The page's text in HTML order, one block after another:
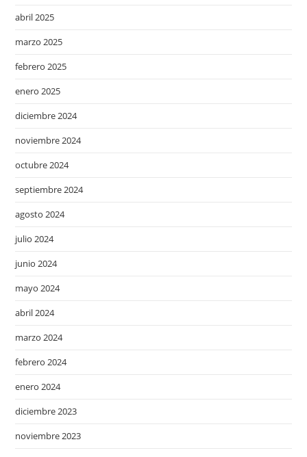
abril 2025
marzo 2025
febrero 2025
enero 2025
diciembre 2024
noviembre 2024
octubre 2024
septiembre 2024
agosto 2024
julio 2024
junio 2024
mayo 2024
abril 2024
marzo 2024
febrero 2024
enero 2024
diciembre 2023
noviembre 2023